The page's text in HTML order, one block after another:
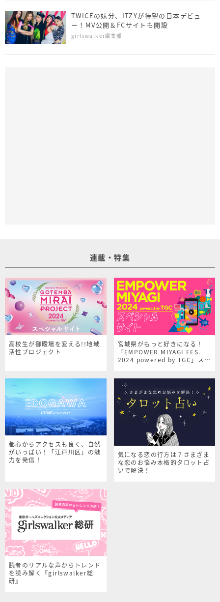
TWICEの妹分、ITZYが待望の日本デビュ
ー！MV公開＆FCサイトも開設
girlswalker編集部
連載・特集
高校生が御殿場を変える!!地域
活性プロジェクト
宮城県がもっと好きになる！
「EMPOWER MIYAGI FES.
2024 powered by TGC」スペ
都心からアクセスも良く、自然
がいっぱい！「江戸川区」の魅
力を発信！
気になる恋の行方は？さまざま
な恋のお悩み本格的タロット占
いで解決！
読者のリアルな声からトレンド
を読み解く『girlswalker総
研』